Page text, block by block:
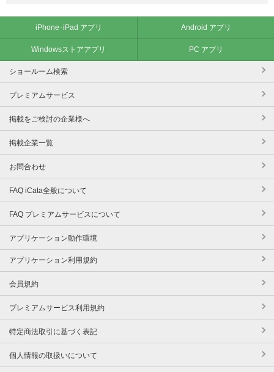
iPhone･iPad アプリ Android アプリ
Windowsストアアプリ PC アプリ
ショールーム検索
プレミアムサービス
掲載をご検討の企業様へ
掲載企業一覧
お問合わせ
FAQ iCata全般について
FAQ プレミアムサービスについて
アプリケーション動作環境
アプリケーション利用規約
会員規約
プレミアムサービス利用規約
特定商法取引に基づく表記
個人情報の取扱いについて